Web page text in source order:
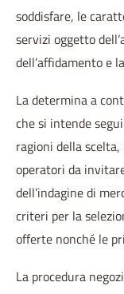
soddisfare, le
servizi oggetto
dell’affidamento e
La determina a
che si intende
ragioni della
operatori da
dell’indagine di
criteri per la
offerte nonché le
La procedura